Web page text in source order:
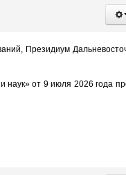
Президиум
наук» от 9 июля 2026 года